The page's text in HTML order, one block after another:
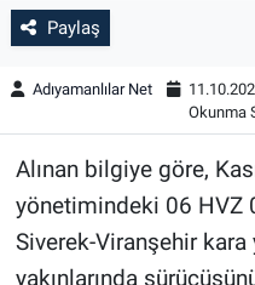
Paylaş
Adıyamanlılar Net
Okunma
Alınan bilgiye göre,
yönetimindeki 06 HVZ
Siverek-Viranşehir
yakınlarında
Ekonomi
Çevre
BİLİM VE
Şambayat Haber